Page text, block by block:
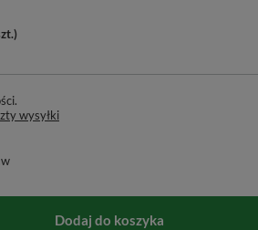
wysyłki
Dodaj do koszyka